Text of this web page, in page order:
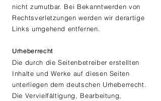
nicht zumutbar. Bei Bekanntwerden von
Rechtsverletzungen werden wir derartige
Links umgehend entfernen.
Urheberrecht
​​Die durch die Seitenbetreiber erstellten
Inhalte und Werke auf diesen Seiten
unterliegen dem deutschen Urheberrecht.
Die Vervielfältigung, Bearbeitung,